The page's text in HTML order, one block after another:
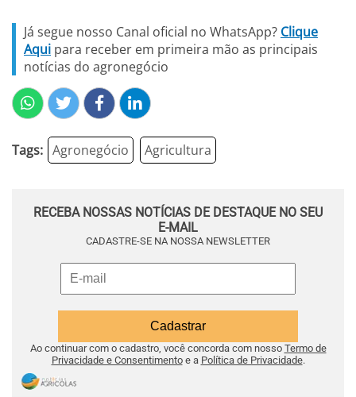
Já segue nosso Canal oficial no WhatsApp? Clique
Aqui para receber em primeira mão as principais
notícias do agronegócio
Tags: Agronegócio Agricultura
RECEBA NOSSAS NOTÍCIAS DE DESTAQUE NO SEU
E-MAIL
CADASTRE-SE NA NOSSA NEWSLETTER
Ao continuar com o cadastro, você concorda com nosso Termo de
Privacidade e Consentimentoe a Política de Privacidade.